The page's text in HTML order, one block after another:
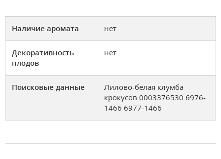
Наличие аромата нет
Декоративность
плодов
нет
Поисковые данные
Лилово-белая клумба
крокусов 0003376530 6976-
1466 6977-1466